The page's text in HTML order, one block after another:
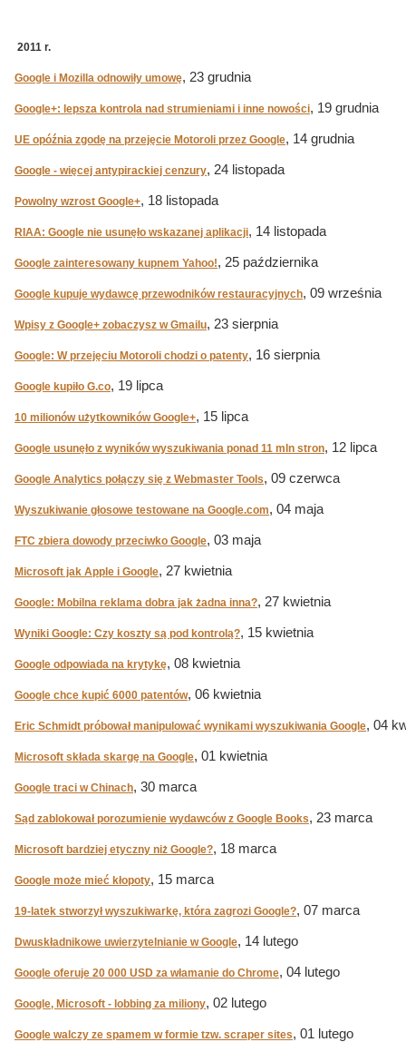
2011 r.
Google i Mozilla odnowiły umowę, 23 grudnia
Google+: lepsza kontrola nad strumieniami i inne nowości, 19 grudnia
UE opóźnia zgodę na przejęcie Motoroli przez Google, 14 grudnia
Google - więcej antypirackiej cenzury, 24 listopada
Powolny wzrost Google+, 18 listopada
RIAA: Google nie usunęło wskazanej aplikacji, 14 listopada
Google zainteresowany kupnem Yahoo!, 25 października
Google kupuje wydawcę przewodników restauracyjnych, 09 września
Wpisy z Google+ zobaczysz w Gmailu, 23 sierpnia
Google: W przejęciu Motoroli chodzi o patenty, 16 sierpnia
Google kupiło G.co, 19 lipca
10 milionów użytkowników Google+, 15 lipca
Google usunęło z wyników wyszukiwania ponad 11 mln stron, 12 lipca
Google Analytics połączy się z Webmaster Tools, 09 czerwca
Wyszukiwanie głosowe testowane na Google.com, 04 maja
FTC zbiera dowody przeciwko Google, 03 maja
Microsoft jak Apple i Google, 27 kwietnia
Google: Mobilna reklama dobra jak żadna inna?, 27 kwietnia
Wyniki Google: Czy koszty są pod kontrolą?, 15 kwietnia
Google odpowiada na krytykę, 08 kwietnia
Google chce kupić 6000 patentów, 06 kwietnia
Eric Schmidt próbował manipulować wynikami wyszukiwania Google, 04
Microsoft składa skargę na Google, 01 kwietnia
Google traci w Chinach, 30 marca
Sąd zablokował porozumienie wydawców z Google Books, 23 marca
Microsoft bardziej etyczny niż Google?, 18 marca
Google może mieć kłopoty, 15 marca
19-latek stworzył wyszukiwarkę, która zagrozi Google?, 07 marca
Dwuskładnikowe uwierzytelnianie w Google, 14 lutego
Google oferuje 20 000 USD za włamanie do Chrome, 04 lutego
Google, Microsoft - lobbing za miliony, 02 lutego
Google walczy ze spamem w formie tzw. scraper sites, 01 lutego